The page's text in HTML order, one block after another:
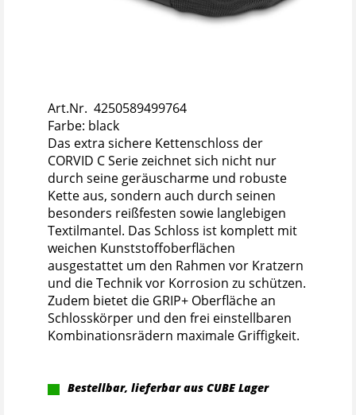
Art.Nr. 4250589499764
Farbe: black
Das extra sichere Kettenschloss der
CORVID C Serie zeichnet sich nicht nur
durch seine geräuscharme und robuste
Kette aus, sondern auch durch seinen
besonders reißfesten sowie langlebigen
Textilmantel. Das Schloss ist komplett mit
weichen Kunststoffoberflächen
ausgestattet um den Rahmen vor Kratzern
und die Technik vor Korrosion zu schützen.
Zudem bietet die GRIP+ Oberfläche an
Schlosskörper und den frei einstellbaren
Kombinationsrädern maximale Griffigkeit.
Bestellbar, lieferbar aus CUBE Lager